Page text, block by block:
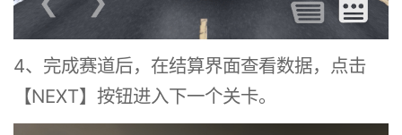
4、完成赛道后，在结算界面查看数据，点击
【NEXT】按钮进入下一个关卡。